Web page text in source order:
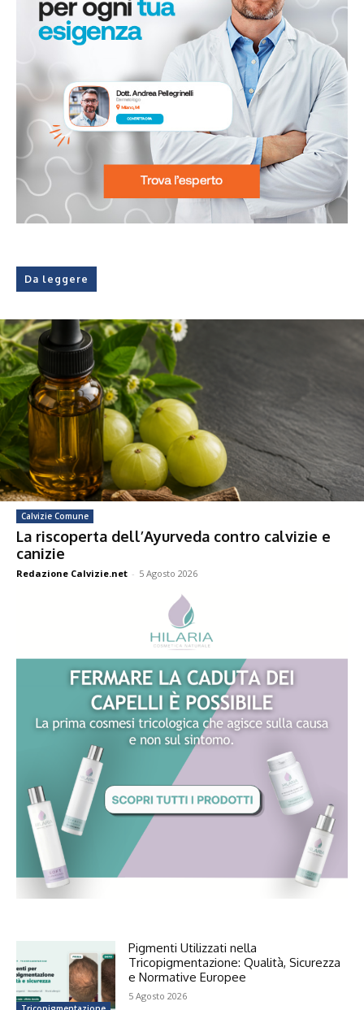
Da leggere
Calvizie Comune
La riscoperta dell’Ayurveda contro calvizie e
canizie
Redazione Calvizie.net - 5 Agosto 2026
Pigmenti Utilizzati nella
Tricopigmentazione: Qualità, Sicurezza
e Normative Europee
5 Agosto 2026